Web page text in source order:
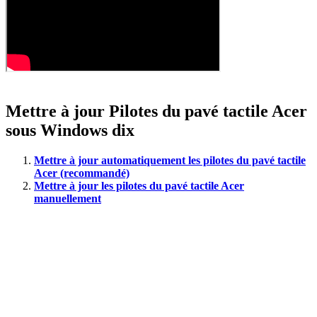
Mettre à jour Pilotes du pavé tactile Acer
sous Windows dix
Mettre à jour automatiquement les pilotes du pavé tactile
Acer (recommandé)
Mettre à jour les pilotes du pavé tactile Acer
manuellement